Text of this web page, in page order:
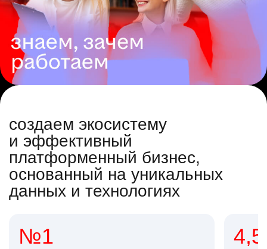
создаем экосистему
и эффективный
платформенный бизнес,
основанный на уникальных
данных и технологиях
4,5